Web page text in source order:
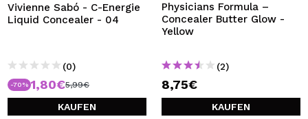
Vivienne Sabó - C-Energie
Liquid Concealer - 04
(0)
-70% 1,80€5,99€
KAUFEN
Physicians Formula –
Concealer Butter Glow -
Yellow
(2)
8,75€
KAUFEN